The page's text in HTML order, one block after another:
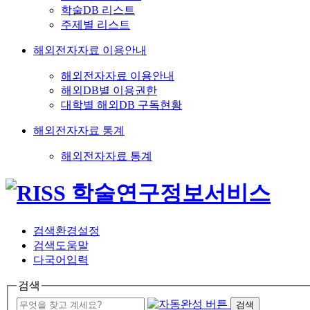
학술DB 리스트
주제별 리스트
해외전자자료 이용안내
해외전자자료 이용안내
해외DB별 이용권한
대학별 해외DB 구독현황
해외전자자료 통계
해외전자자료 통계
검색환경설정
검색도움말
다국어입력
검색
검색